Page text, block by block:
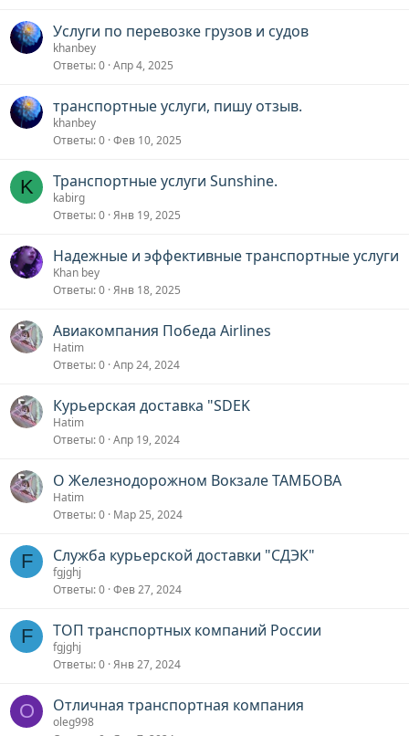
Услуги по перевозке грузов и судов
khanbey
Ответы 0 Апр 4, 2025
транспортные услуги, пишу отзыв.
khanbey
Ответы 0 Фев 10, 2025
K Транспортные услуги Sunshine.
kabirg
Ответы 0 Янв 19, 2025
Надежные и эффективные транспортные услуги
Khan bey
Ответы 0 Янв 18, 2025
Авиакомпания Победа Airlines
Hatim
Ответы 0 Апр 24, 2024
Курьерская доставка "SDEK
Hatim
Ответы 0 Апр 19, 2024
О Железнодорожном Вокзале ТАМБОВА
Hatim
Ответы 0 Мар 25, 2024
F Служба курьерской доставки "СДЭК"
fgjghj
Ответы 0 Фев 27, 2024
F ТОП транспортных компаний России
fgjghj
Ответы 0 Янв 27, 2024
O Отличная транспортная компания
oleg998